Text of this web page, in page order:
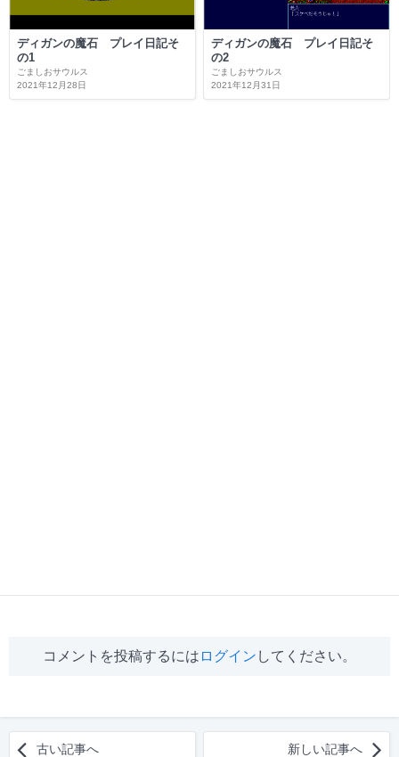
ディガンの魔石 プレイ日記そ
の1
ごましおサウルス
2021年12月28日
ディガンの魔石 プレイ日記そ
の2
ごましおサウルス
2021年12月31日
コメントを投稿するには ログイン してください。
古い記事へ 新しい記事へ